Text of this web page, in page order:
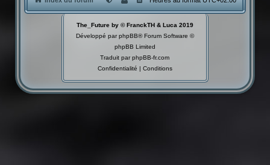
The_Future by © FranckTH & Luca 2019
Développé parphpBB® Forum Software ©
phpBB Limited
Traduit parphpBB-fr.com
Confidentialité | Conditions